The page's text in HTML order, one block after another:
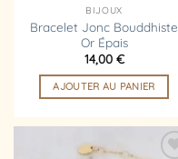
BIJOUX
Bracelet Jonc Bouddhiste
Or Épais
14,00 €
AJOUTER AU PANIER